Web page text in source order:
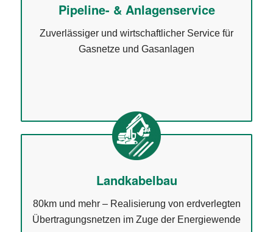
Pipeline- & Anlagenservice
Zuverlässiger und wirtschaftlicher Service für
Gasnetze und Gasanlagen
Landkabelbau
80km und mehr – Realisierung von erdverlegten
Übertragungsnetzen im Zuge der Energiewende